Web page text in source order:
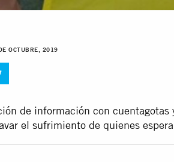
OCTUBRE, 2019
de información con cuentagotas
el sufrimiento de quienes